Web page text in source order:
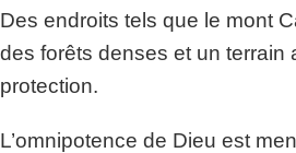
Des endroits tels que le mont
des forêts denses et un terrain
protection.
L’omnipotence de Dieu est